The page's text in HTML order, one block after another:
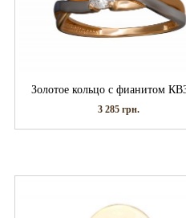
Золотое кольцо с фианитом
3 285 грн.